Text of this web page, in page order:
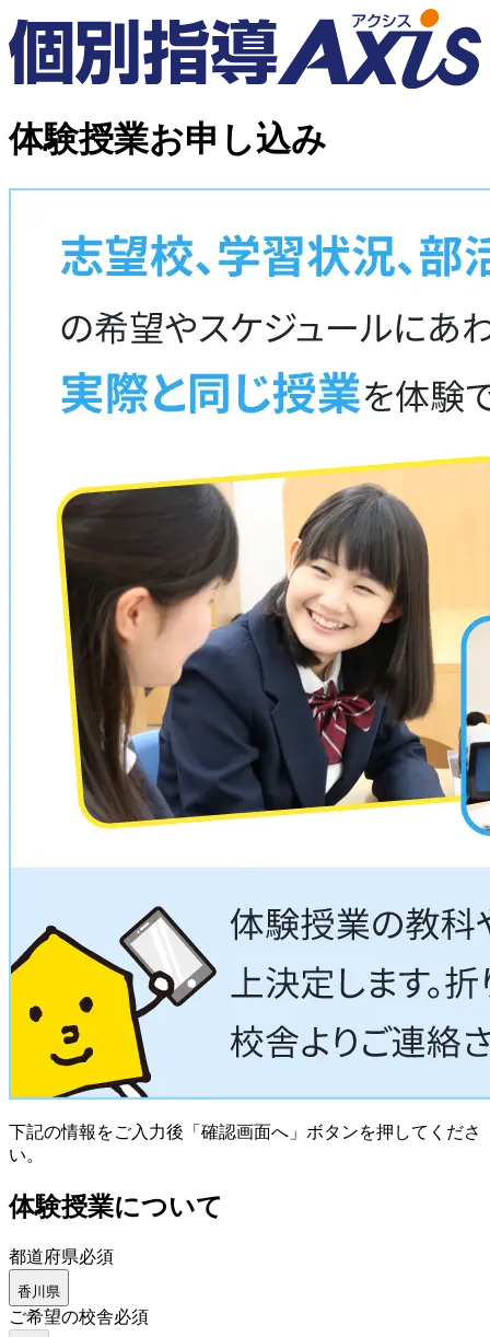
体験授業お申し込み
下記の情報をご入力後「確認画面へ」ボタンを押してくださ
い。
体験授業について
都道府県必須
香川県
ご希望の校舎必須